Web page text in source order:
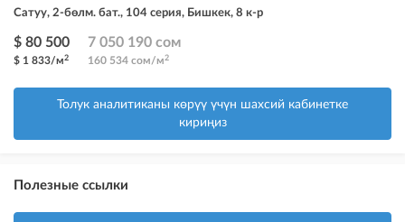
Сатуу, 2-бөлм. бат., 104 серия, Бишкек, 8 к-р
$ 80 500
$ 1 833/м2
7 050 190 сом
160 534 сом/м2
Толук аналитиканы көрүү үчүн шахсий кабинетке
кириңиз
Полезные ссылки